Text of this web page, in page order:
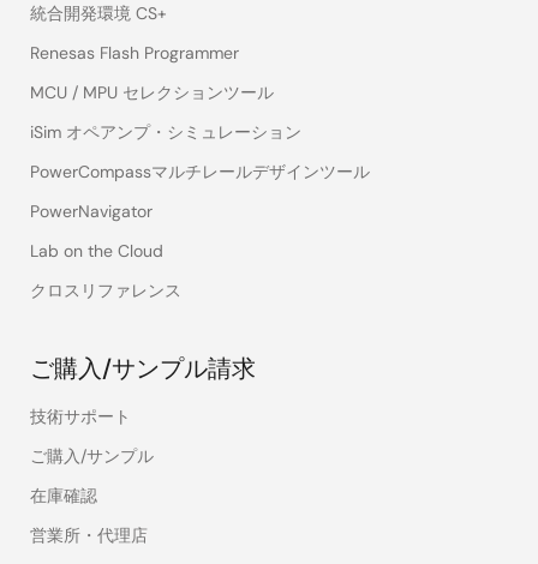
統合開発環境 CS+
Renesas Flash Programmer
MCU / MPU セレクションツール
iSim オペアンプ・シミュレーション
PowerCompassマルチレールデザインツール
PowerNavigator
Lab on the Cloud
クロスリファレンス
ご購入/サンプル請求
技術サポート
ご購入/サンプル
在庫確認
営業所・代理店